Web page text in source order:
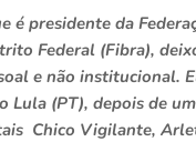
é presidente da
Federal (Fibra),
e não institucional.
Lula (PT), depois de
Chico Vigilante,